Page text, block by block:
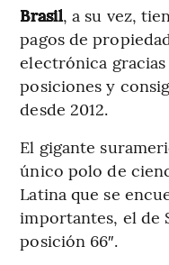
Brasil, a su vez,
pagos de
electrónica
posiciones y
desde 2012.
El gigante
único polo de
Latina que se
importantes, el de
posición 66″.